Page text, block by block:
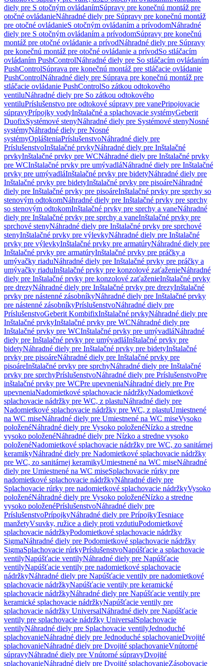
diely pre S otočným ovládanímSúpravy pre konečnú montáž pre
otočné ovládanieNáhradné diely pre Súpravy pre konečnú montáž
pre otočné ovládanieS otočným ovládaním a prívodomNáhradné
diely pre S otočným ovládaním a prívodomSúpravy pre konečnú
montáž pre otočné ovládanie a prívodNáhradné diely pre Súpravy
pre konečnú montáž pre otočné ovládanie a prívodSo stláčacím
ovládaním PushControlNáhradné diely pre So stláčacím ovládaním
PushControlSúprava pre konečnú montáž pre stláčacie ovládanie
PushControlNáhradné diely pre Súprava pre konečnú montáž pre
stláčacie ovládanie PushControlSo zátkou odtokového
ventiluNáhradné diely pre So zátkou odtokového
ventiluPríslušenstvo pre odtokové súpravy pre vanePripojovacie
súpravyPrípojky vodyInštalačné a splachovacie systémyGeberit
DuofixSystémové stenyNáhradné diely pre Systémové stenyNosné
systémyNáhradné diely pre Nosné
systémyOplášteniaPríslušenstvoNáhradné diely pre
PríslušenstvoInštalačné prvkyNáhradné diely pre Inštalačné
prvkyInštalačné prvky pre WCNáhradné diely pre Inštalačné prvky
pre WCInštalačné prvky pre umývadláNáhradné diely pre Inštalačné
prvky pre umývadláInštalačné prvky pre bidetyNáhradné diely pre
Inštalačné prvky pre bidetyInštalačné prvky pre pisoáreNáhradné
diely pre Inštalačné prvky pre pisoáreInštalačné prvky pre sprchy so
stenovým odtokomNáhradné diely pre Inštalačné prvky pre sprchy
so stenovým odtokomInštalačné prvky pre sprchy a vaneNáhradné
diely pre Inštalačné prvky pre sprchy a vaneInštalačné prvky pre
sprchové stenyNáhradné diely pre Inštalačné prvky pre sprchové
stenyInštalačné prvky pre výlevkyNáhradné diely pre Inštalačné
prvky pre výlevkyInštalačné prvky pre armatúryNáhradné diely pre
Inštalačné prvky pre armatúryInštalačné prvky pre práčky a
umývačky riaduNáhradné diely pre Inštalačné prvky pre práčky a
umývačky riaduInštalačné prvky pre konzolové zaťaženieNáhradné
diely pre Inštalačné prvky pre konzolové zaťaženieInštalačné prvky
pre drezyNáhradné diely pre Inštalačné prvky pre drezyInštalačné
prvky pre nástenné zásobníkyNáhradné diely pre Inštalačné prvky
pre nástenné zásobníkyPríslušenstvoNáhradné diely pre
PríslušenstvoGeberit KombifixInštalačné prvkyNáhradné diely pre
Inštalačné prvkyInštalačné prvky pre WCNáhradné diely pre
Inštalačné prvky pre WCInštalačné prvky pre umývadláNáhradné
diely pre Inštalačné prvky pre umývadláInštalačné prvky pre
bidetyNáhradné diely pre Inštalačné prvky pre bidetyInštalačné
prvky pre pisoáreNáhradné diely pre Inštalačné prvky pre
pisoáreInštalačné prvky pre sprchyNáhradné diely pre Inštalačné
prvky pre sprchyPríslušenstvoNáhradné diely pre PríslušenstvoPre
inštalačné prvky pre WCPre upevneniaNáhradné diely pre Pre
upevneniaNadomietkové splachovacie nádržkyNadomietkové
splachovacie nádržky pre WC, z plastuNáhradné diely pre
Nadomietkové splachovacie nádržky pre WC, z plastuUmiestnené
na WC miseNáhradné diely pre Umiestnené na WC miseVysoko
položenéNáhradné diely pre Vysoko položenéNízko a stredne
vysoko položenéNáhradné diely pre Nízko a stredne vysoko
položenéNadomietkové splachovacie nádržky pre WC, zo sanitárnej
keramikyNáhradné diely pre Nadomietkové splachovacie nádržky
pre WC, zo sanitárnej keramikyUmiestnené na WC miseNáhradné
diely pre Umiestnené na WC miseSplachovacie rúrky pre
nadomietkové splachovacie nádržkyNáhradné diely pre
Splachovacie rúrky pre nadomietkové splachovacie nádržkyVysoko
položenéNáhradné diely pre Vysoko položenéNízko a stredne
vysoko položenéPríslušenstvoNáhradné diely pre
PríslušenstvoPrípojkyNáhradné diely pre PrípojkyTesniace
manžetyVsuvky, ružice a diely proti vzdutiuPodomietkové
splachovacie nádržkyPodomietkové splachovacie nádržky
SigmaNáhradné diely pre Podomietkové splachovacie nádržky
SigmaSplachovacie rúrkyPríslušenstvoNapúšťacie a splachovacie
ventilyNapúšťacie ventilyNáhradné diely pre Napúšťacie
ventilyNapúšťacie ventily pre nadomietkové splachovacie
nádržkyNáhradné diely pre Napúšťacie ventily pre nadomietkové
splachovacie nádržkyNapúšťacie ventily pre keramické
splachovacie nádržkyNáhradné diely pre Napúšťacie ventily pre
keramické splachovacie nádržkyNapúšťacie ventily pre
splachovacie nádržky UniversalNáhradné diely pre Napúšťacie
ventily pre splachovacie nádržky UniversalSplachovacie
ventilyNáhradné diely pre Splachovacie ventilyJednoduché
splachovanieNáhradné diely pre Jednoduché splachovanieDvojité
splachovanieNáhradné diely pre Dvojité splachovanieVnútorné
súpravyNáhradné diely pre Vnútorné súpravyDvojité
splachovanieNáhradné diely pre Dvojité splachovanieZásobovacie